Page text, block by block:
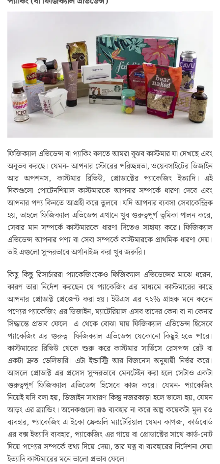
ফিজিক্যাল এভিডেন্স বা প্যাকিং বলতে আমরা বুঝব কাস্টমার যা দেখছে এবং
অনুভব করছে। যেমন- আপনার স্টোরের পরিচ্ছন্নতা, ওয়েবসাইটের ডিজাইন
আর অপশনস, কাস্টমার রিভিউ, প্রোডাক্টের প্যাকেজিং ইত্যাদি। এই
দিকগুলো পোটেনশিয়াল কাস্টমারকে আপনার সম্পর্কে ধারণা দেবে এবং
আপনার পণ্য কিনতে আগ্রহী করে তুলবে। যদি আপনার ব্যবসা সেবাকেন্দ্রিক
হয়, তাহলে ফিজিক্যাল এভিডেন্স এখানে খুব গুরুত্বপূর্ণ ভূমিকা পালন করে,
সেবার মান সম্পর্কে কাস্টমারকে ধারণা দিতেও সাহায্য করে। ফিজিক্যাল
এভিডেন্স আপনার পণ্য বা সেবা সম্পর্কে কাস্টমারকে প্রাথমিক ধারণা দেয়।
তাই এগুলো সুন্দরভাবে অর্গানাইজ করা খুব জরুরি।
কিছু কিছু রিসার্চাররা প্যাকেজিংকেও ফিজিক্যাল এভিডেন্সের মাঝে ধরেন,
কারণ তারা নির্দেশ করছেন যে প্যাকেজিং এর মাধ্যমে কাস্টমারের কাছে
আপনার প্রোডাক্ট প্রেজেন্ট করা হয়। ইউএস এর ৭২% গ্রাহক মনে করেন
পণ্যের প্যাকেজিং এর ডিজাইন, ম্যাটেরিয়াল এসব তাদের কেনা বা না কেনার
সিদ্ধান্তে প্রভাব ফেলে। এ থেকে বোঝা যায় ফিজিক্যাল এভিডেন্স হিসেবে
প্যাকেজিং এর গুরুত্ব। ফিজিক্যাল এভিডেন্স যেকোনো কিছুই হতে পারে।
কাস্টমারের রিভিউ থেকে শুরু করে কাস্টমার সার্ভিসে রেসপন্স রেট বা
একটা দ্রুত ডেলিভারি। এটা ইন্ডাস্ট্রি আর বিজনেস অনুযায়ী নির্ভর করে।
আসলে প্রোডাক্ট এর প্রসেস সুন্দরভাবে মেনটেইন করা হলে সেটাও একটা
গুরুত্বপূর্ণ ফিজিক্যাল এভিডেন্স হিসেবে কাজ করে। যেমন- প্যাকেজিং
নিয়েই যদি বলা হয়, ডিজাইন সাধারণ কিন্তু নজরকাড়া হলে ভালো হয়, যেমন
আড়ং এর ব্র‍্যান্ডিং। অনেকগুলো রঙ ব্যবহার না করে অল্প কয়েকটা মূল রঙ
ব্যবহার, প্যাকেজিং এ ইকো ফ্রেন্ডলি ম্যাটেরিয়াল যেমন কাগজ, কার্ডবোর্ড
এর বক্স ইত্যাদি ব্যবহার, প্যাকেজিং এর গায়ে বা প্রোডাক্টের সাথে কার্ড-নোট
দিয়ে পণ্যের সম্পর্কে তথ্য দিয়ে দেয়া, তার যত্ন বা ব্যবহারের নির্দেশনা দেয়া
ইত্যাদি কাস্টমারের মনে ভালো প্রভাব ফেলে।